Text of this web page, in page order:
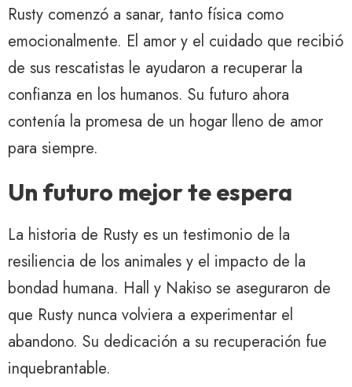
Rusty comenzó a sanar, tanto física como
emocionalmente. El amor y el cuidado que recibió
de sus rescatistas le ayudaron a recuperar la
confianza en los humanos. Su futuro ahora
contenía la promesa de un hogar lleno de amor
para siempre.
Un futuro mejor te espera
La historia de Rusty es un testimonio de la
resiliencia de los animales y el impacto de la
bondad humana. Hall y Nakiso se aseguraron de
que Rusty nunca volviera a experimentar el
abandono. Su dedicación a su recuperación fue
inquebrantable.